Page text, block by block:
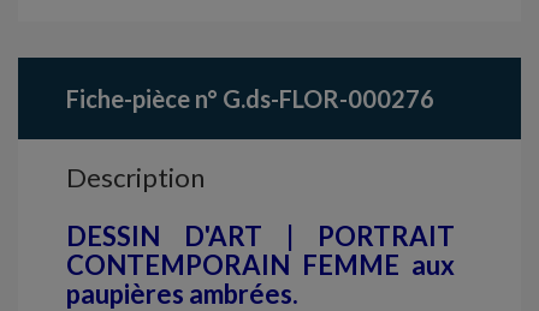
Fiche-pièce n° G.ds-FLOR-000276
Description
DESSIN D'ART | PORTRAIT
CONTEMPORAIN FEMME aux
paupières ambrées.